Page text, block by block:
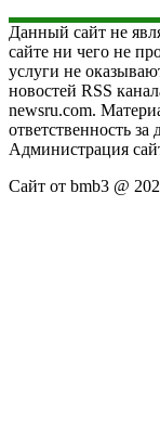
Данный сайт не
сайте ни чего не
услуги не
новостей RSS
newsru.com.
ответственность
Администрация
Сайт от bmb3 @